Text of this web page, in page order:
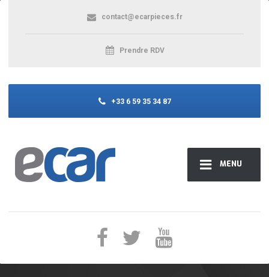
MENU
contact@ecarpieces.fr
Prendre RDV
+33 6 59 35 34 87